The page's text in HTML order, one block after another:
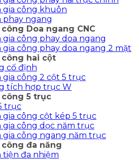
công khuôn
ngang
Doa ngang CNC
công phay doa ngang
công phay doa ngang 2 mặt
hai cột
cố định
công 2 cột 5 trục
tích hợp trục W
5 trục
trục
công cột kép 5 trục
công dọc năm trục
công ngang năm trục
đa năng
đa nhiệm